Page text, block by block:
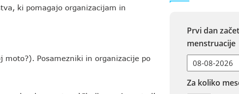
ki pomagajo organizacijam in
moto?). Posamezniki in organizacije po
Prvi dan
menstruacije
Za koliko